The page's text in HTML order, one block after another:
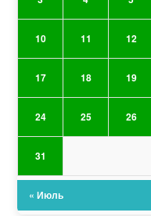
10 11 12
17 18 19
24 25 26
31
« Июль